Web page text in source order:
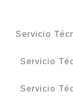
Servicio
Servicio
Servicio